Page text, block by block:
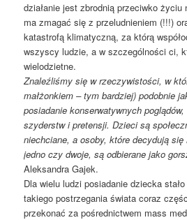
działanie jest zbrodnią przeciwko życiu
ma zmagać się z przeludnieniem (!!!)
katastrofą klimatyczną, za którą
wszyscy ludzie, a w szczególności ci,
wielodzietne.
Znaleźliśmy się w rzeczywistości, w
małżonkiem – tym bardziej) podobnie
posiadanie konserwatywnych
szyderstw i pretensji. Dzieci są
niechciane, a osoby, które decydują
jedno czy dwoje, są odbierane jako
Aleksandra Gajek.
Dla wielu ludzi posiadanie dziecka
takiego postrzegania świata coraz
przekonać za pośrednictwem mass